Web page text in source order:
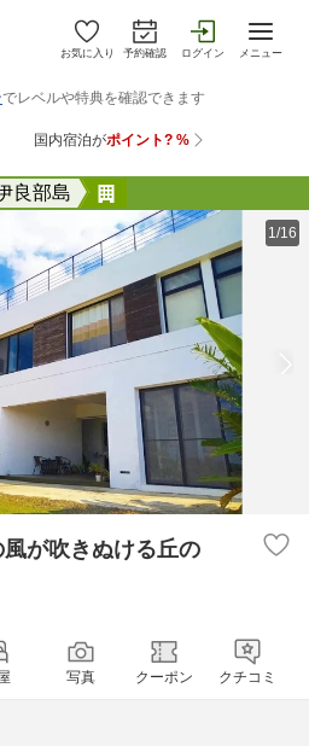
お気に入り 予約確認 ログイン メニュー
良部島
1/16
が吹きぬける丘の
写真 クーポン クチコミ